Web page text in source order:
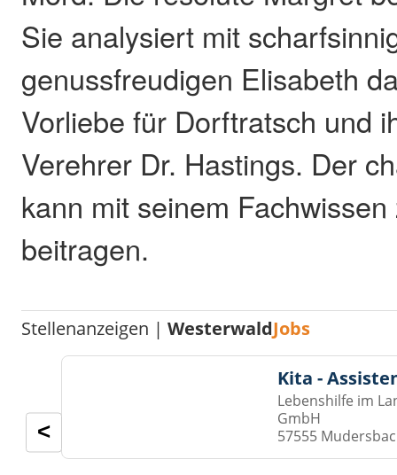
Sie analysiert mit
genussfreudigen Elisabeth
Vorliebe für Dorftratsch und
Verehrer Dr. Hastings. Der
kann mit seinem
beitragen.
Stellenanzeigen |WesterwaldJobs
Kita -
Lebenshilfe im
GmbH
57555
<